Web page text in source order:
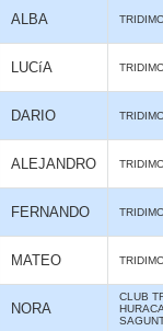
ALBA
LUCíA
DARIO
ALEJANDRO
FERNANDO
MATEO
NORA
CLUB